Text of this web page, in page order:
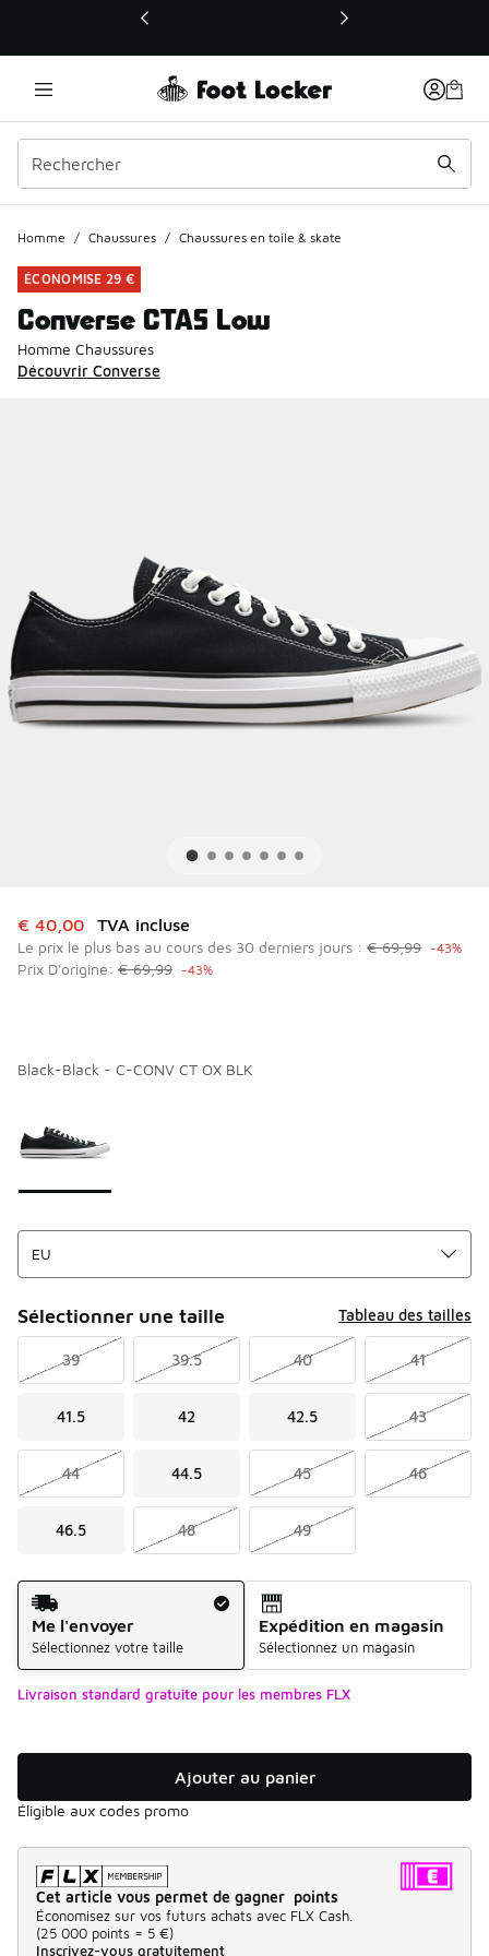
Ce lien ouvrira une nouvelle fenêtre
Homme / Chaussures / Chaussures en toile & skate
ÉCONOMISE 29 €
Converse CTAS Low
Homme Chaussures
Découvrir Converse
Cet article est en promotion. Prix en baisse de à € 40,00
€ 40,00 TVA incluse
Le prix le plus bas au cours des 30 derniers jours : € 69,99 -43%
Prix D'origine: € 69,99 -43%
Black-Black - C-CONV CT OX BLK
Sélectionner une taille Tableau des tailles
39 39.5 40 41
41.5 42 42.5 43
44 44.5 45 46
46.5 48 49
Mode d'expédition
Me l'envoyer
Sélectionnez votre taille
Expédition en magasin
Sélectionnez un magasin
Livraison standard gratuite pour les membres FLX
Ajouter au panier
Éligible aux codes promo
Cet article vous permet de gagner points
Économisez sur vos futurs achats avec FLX Cash.
(25 000 points = 5 €)
Inscrivez-vous gratuitement